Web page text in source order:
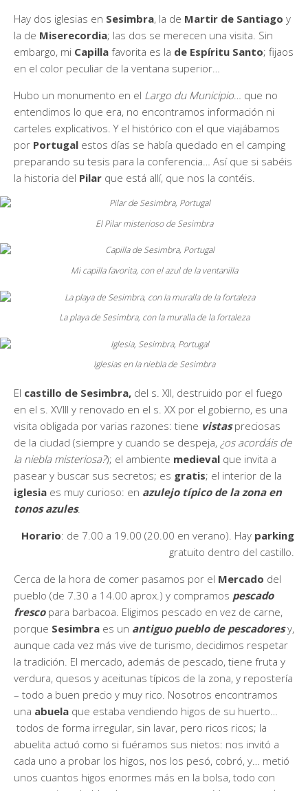
Hay dos iglesias en Sesimbra, la de Martir de Santiago y
la de Miserecordia; las dos se merecen una visita. Sin
embargo, mi Capilla favorita es la de Espíritu Santo; fijaos
en el color peculiar de la ventana superior…
Hubo un monumento en el Largo du Municipio… que no
entendimos lo que era, no encontramos información ni
carteles explicativos. Y el histórico con el que viajábamos
por Portugal estos días se había quedado en el camping
preparando su tesis para la conferencia… Así que si sabéis
la historia del Pilar que está allí, que nos la contéis.
El Pilar misterioso de Sesimbra
Mi capilla favorita, con el azul de la ventanilla
La playa de Sesimbra, con la muralla de la fortaleza
Iglesias en la niebla de Sesimbra
El castillo de Sesimbra, del s. XII, destruido por el fuego
en el s. XVIII y renovado en el s. XX por el gobierno, es una
visita obligada por varias razones: tiene vistas preciosas
de la ciudad (siempre y cuando se despeja, ¿os acordáis de
la niebla misteriosa?); el ambiente medieval que invita a
pasear y buscar sus secretos; es gratis; el interior de la
iglesia es muy curioso: en azulejo típico de la zona en
tonos azules.
Horario: de 7.00 a 19.00 (20.00 en verano). Hay parking
gratuito dentro del castillo.
Cerca de la hora de comer pasamos por el Mercado del
pueblo (de 7.30 a 14.00 aprox.) y compramos pescado
frescopara barbacoa. Eligimos pescado en vez de carne,
porque Sesimbra es un antiguo pueblo de pescadores y,
aunque cada vez más vive de turismo, decidimos respetar
la tradición. El mercado, además de pescado, tiene fruta y
verdura, quesos y aceitunas típicos de la zona, y repostería
– todo a buen precio y muy rico. Nosotros encontramos
una abuela que estaba vendiendo higos de su huerto…
todos de forma irregular, sin lavar, pero ricos ricos; la
abuelita actuó como si fuéramos sus nietos: nos invitó a
cada uno a probar los higos, nos los pesó, cobró, y… metió
unos cuantos higos enormes más en la bolsa, todo con